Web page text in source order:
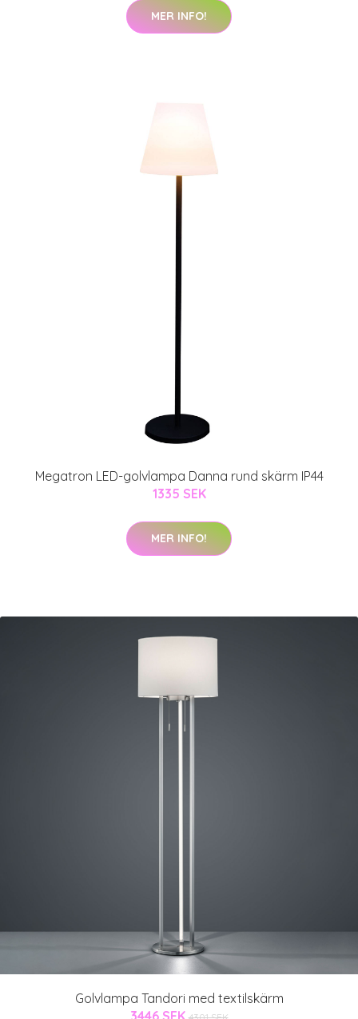
MER INFO!
Megatron LED-golvlampa Danna rund skärm IP44
1335 SEK
MER INFO!
Golvlampa Tandori med textilskärm
3446 SEK